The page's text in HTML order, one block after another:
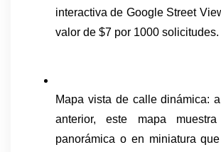
interactiva de Google Street
valor de $7 por 1000 solicitudes.
Mapa vista de calle dinámica:
anterior, este mapa
panorámica o en miniatura